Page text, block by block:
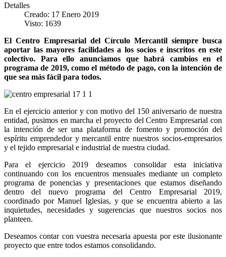
Detalles
Creado: 17 Enero 2019
Visto: 1639
El Centro Empresarial del Círculo Mercantil siempre busca
aportar las mayores facilidades a los socios e inscritos en este
colectivo. Para ello anunciamos que habrá cambios en el
programa de 2019, como el método de pago, con la intención de
que sea más fácil para todos.
En el ejercicio anterior y con motivo del 150 aniversario de nuestra
entidad, pusimos en marcha el proyecto del Centro Empresarial con
la intención de ser una plataforma de fomento y promoción del
espíritu emprendedor y mercantil entre nuestros socios-empresarios
y el tejido empresarial e industrial de nuestra ciudad.
Para el ejercicio 2019 deseamos consolidar esta iniciativa
continuando con los encuentros mensuales mediante un completo
programa de ponencias y presentaciones que estamos diseñando
dentro del nuevo programa del Centro Empresarial 2019,
coordinado por Manuel Iglesias, y que se encuentra abierto a las
inquietudes, necesidades y sugerencias que nuestros socios nos
planteen.
Deseamos contar con vuestra necesaria apuesta por este ilusionante
proyecto que entre todos estamos consolidando.